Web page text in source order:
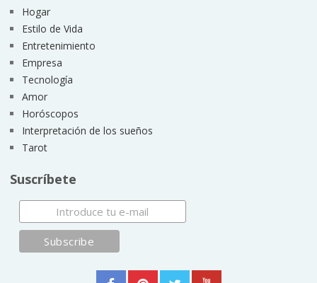
Hogar
Estilo de Vida
Entretenimiento
Empresa
Tecnología
Amor
Horóscopos
Interpretación de los sueños
Tarot
Suscríbete